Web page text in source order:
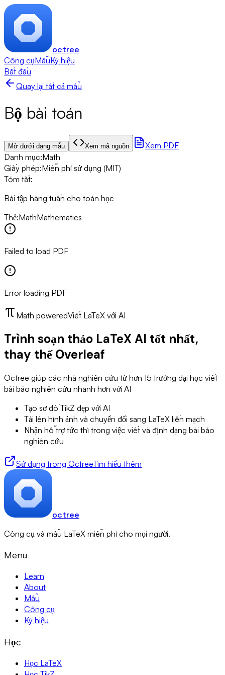
octree
Công cụMẫuKý hiệu
Bắt đầu
Quay lại tất cả mẫu
Bộ bài toán
Mở dưới dạng mẫu Xem mã nguồn
Xem PDF
Danh mục:Math
Giấy phép:Miễn phí sử dụng (MIT)
Tóm tắt:
Bài tập hàng tuần cho toán học
Thẻ:MathMathematics
Failed to load PDF
Error loading PDF
Math poweredViết LaTeX với AI
Trình soạn thảo LaTeX AI tốt nhất,
thay thế Overleaf
Octree giúp các nhà nghiên cứu từ hơn 15 trường đại học viết
bài báo nghiên cứu nhanh hơn với AI
Tạo sơ đồ TikZ đẹp với AI
Tải lên hình ảnh và chuyển đổi sang LaTeX liền mạch
Nhận hỗ trợ tức thì trong việc viết và định dạng bài báo
nghiên cứu
Sử dụng trong OctreeTìm hiểu thêm
octree
Công cụ và mẫu LaTeX miễn phí cho mọi người.
Menu
Learn
About
Mẫu
Công cụ
Ký hiệu
Học
Học LaTeX